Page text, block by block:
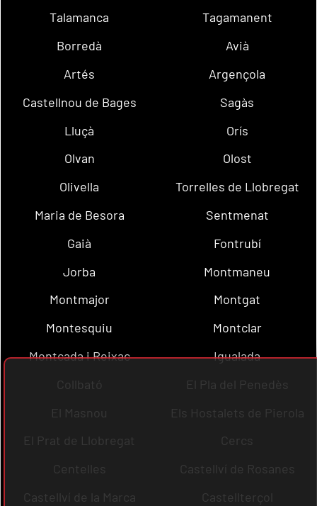
Talamanca
Tagamanent
Borredà
Avià
Artés
Argençola
Castellnou de Bages
Sagàs
Lluçà
Orís
Olvan
Olost
Olivella
Torrelles de Llobregat
Maria de Besora
Sentmenat
Gaià
Fontrubí
Jorba
Montmaneu
Montmajor
Montgat
Montesquiu
Montclar
Montcada i Reixac
Igualada
Collbató
El Pla del Penedès
El Masnou
Els Hostalets de Pierola
El Prat de Llobregat
Cercs
Centelles
Castellví de Rosanes
Castellví de la Marca
Castellterçol